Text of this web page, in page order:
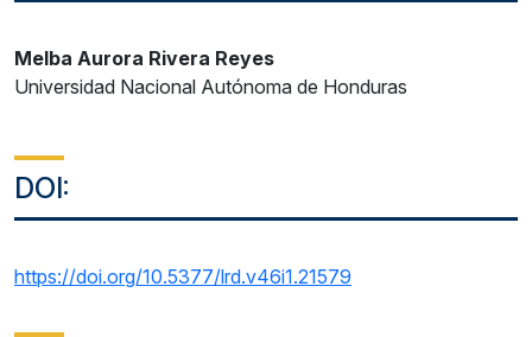
Melba Aurora Rivera Reyes
Universidad Nacional Autónoma de Honduras
DOI:
https://doi.org/10.5377/lrd.v46i1.21579